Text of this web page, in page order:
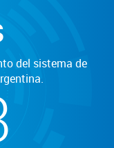
del sistema de